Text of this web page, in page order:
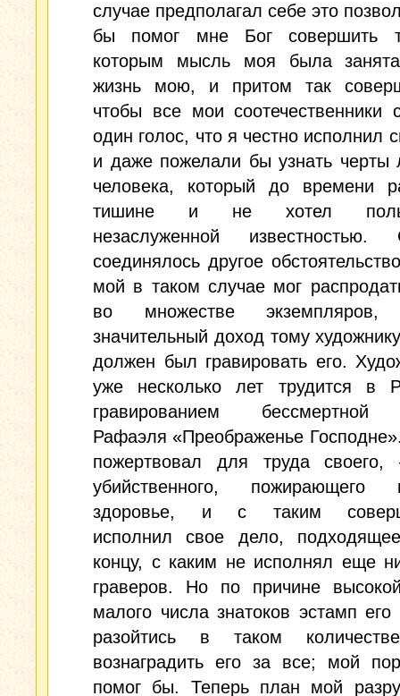
случае предполагал себе это
бы помог мне Бог совершить
которым мысль моя была
жизнь мою, и притом так
чтобы все мои соотечественники
один голос, что я честно исполнил
и даже пожелали бы узнать черты
человека, который до времени
тишине и не хотел
незаслуженной
соединялось другое
мой в таком случае мог
во множестве экземпляров,
значительный доход тому
должен был гравировать его.
уже несколько лет трудится в
гравированием бессмертной
Рафаэля «Преображенье
пожертвовал для труда
убийственного,
здоровье, и с таким
исполнил свое дело,
концу, с каким не исполнял еще
граверов. Но по причине
малого числа знатоков эстамп
разойтись в таком
вознаградить его за все; мой
помог бы. Теперь план мой